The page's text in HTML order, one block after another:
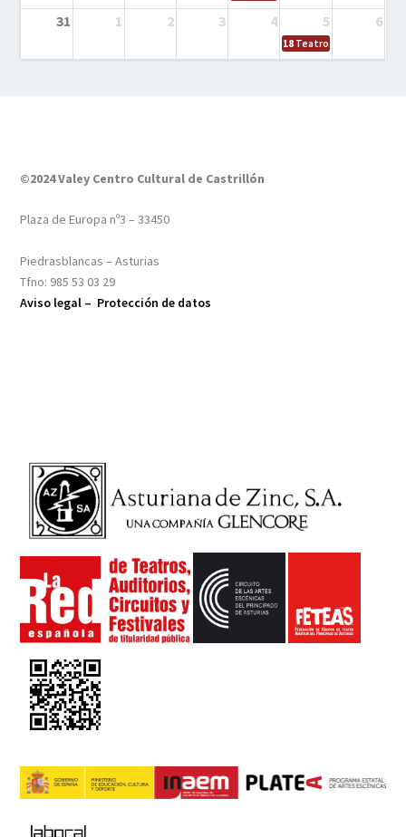
31 1 2 3 4 5 6
18 Teatro – Tres
©2024 Valey Centro Cultural de Castrillón
Plaza de Europa nº3 – 33450
Piedrasblancas – Asturias
Tfno: 985 53 03 29
Aviso legal – Protección de datos